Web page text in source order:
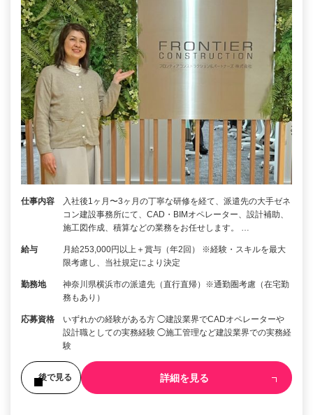
仕事内容
入社後1ヶ月〜3ヶ月の丁寧な研修を経て、派遣先の大手ゼネ
コン建設事務所にて、CAD・BIMオペレーター、設計補助、
施工図作成、積算などの業務をお任せします。 …
給与
月給253,000円以上＋賞与（年2回） ※経験・スキルを最大
限考慮し、当社規定により決定
勤務地
神奈川県横浜市の派遣先（直行直帰）※通勤圏考慮（在宅勤
務もあり）
応募資格
いずれかの経験がある方 ◯建設業界でCADオペレーターや
設計職としての実務経験 ◯施工管理など建設業界での実務経
験
後で見る 詳細を見る